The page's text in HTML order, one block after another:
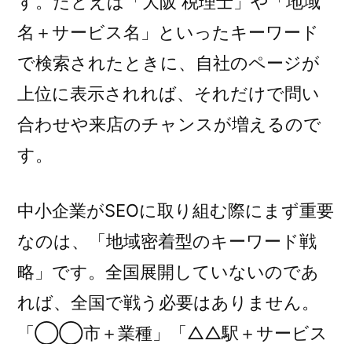
名＋サービス名」といったキーワード
で検索されたときに、自社のページが
上位に表示されれば、それだけで問い
合わせや来店のチャンスが増えるので
す。
中小企業がSEOに取り組む際にまず重要
なのは、「地域密着型のキーワード戦
略」です。全国展開していないのであ
れば、全国で戦う必要はありません。
「◯◯市＋業種」「△△駅＋サービス